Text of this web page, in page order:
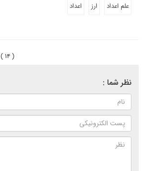
علم اعداد
ارز اعداد
( ۱۴ )
نظر شما :